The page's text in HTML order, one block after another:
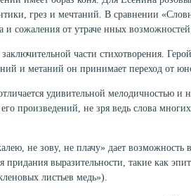
грез и мечтаний. В сравнении
и сожаления от утраче нных
части стихотворения.
и метаний он принимает переход от
удивительной мелодичностью и
произведений, не зря ведь слова
не зову, не плачу» дает
придания выразительности, такие как
листьев медь»).